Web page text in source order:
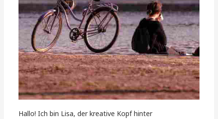
Hallo! Ich bin Lisa, der kreative Kopf hinter